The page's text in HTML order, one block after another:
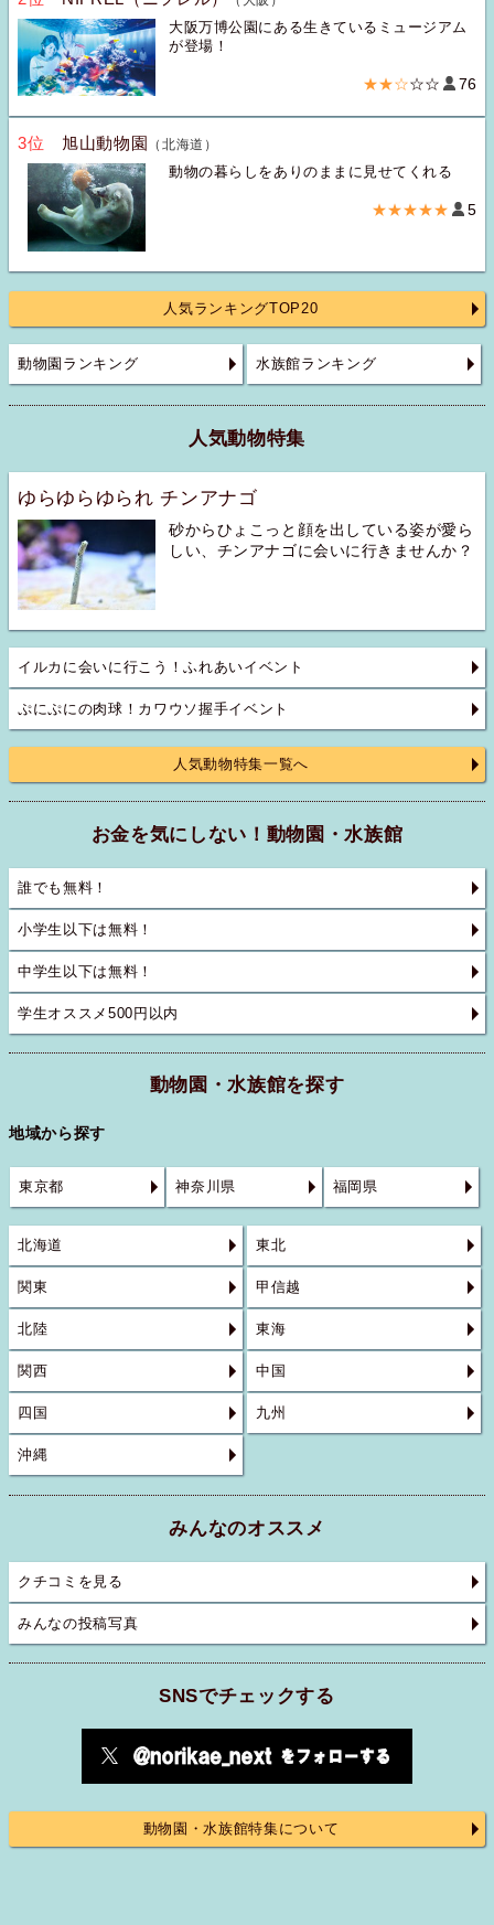
大阪万博公園にある生きているミュージアム
が登場！
★★☆☆☆ 76
3位 旭山動物園 （北海道）
動物の暮らしをありのままに見せてくれる
★★★★★ 5
人気ランキングTOP20
動物園ランキング 水族館ランキング
人気動物特集
ゆらゆらゆられ チンアナゴ
砂からひょこっと顔を出している姿が愛ら
しい、チンアナゴに会いに行きませんか？
イルカに会いに行こう！ふれあいイベント
ぷにぷにの肉球！カワウソ握手イベント
人気動物特集一覧へ
お金を気にしない！動物園・水族館
誰でも無料！
小学生以下は無料！
中学生以下は無料！
学生オススメ500円以内
動物園・水族館を探す
地域から探す
東京都 神奈川県 福岡県
北海道 東北
関東 甲信越
北陸 東海
関西 中国
四国 九州
沖縄
みんなのオススメ
クチコミを見る
みんなの投稿写真
SNSでチェックする
動物園・水族館特集について